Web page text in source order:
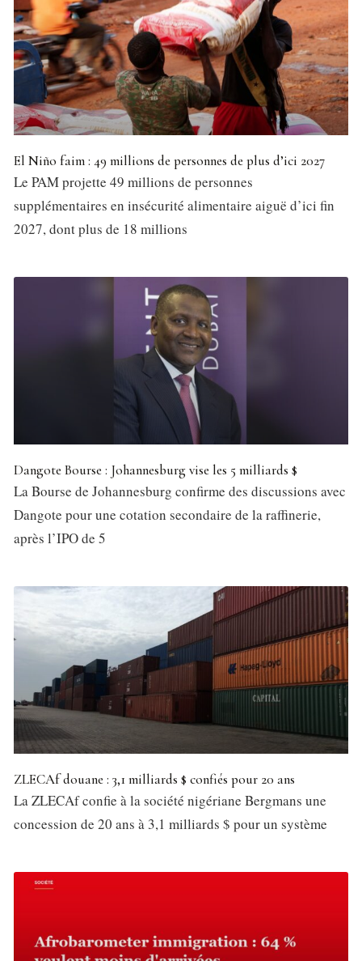
El Niño faim : 49 millions de personnes de plus d’ici 2027
Le PAM projette 49 millions de personnes
supplémentaires en insécurité alimentaire aiguë d’ici fin
2027, dont plus de 18 millions
Dangote Bourse : Johannesburg vise les 5 milliards $
La Bourse de Johannesburg confirme des discussions avec
Dangote pour une cotation secondaire de la raffinerie,
après l’IPO de 5
ZLECAf douane : 3,1 milliards $ confiés pour 20 ans
La ZLECAf confie à la société nigériane Bergmans une
concession de 20 ans à 3,1 milliards $ pour un système